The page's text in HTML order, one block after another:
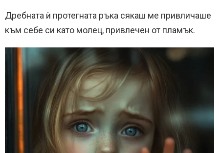
Дребната ѝ протегната ръка сякаш ме привличаше
към себе си като молец, привлечен от пламък.